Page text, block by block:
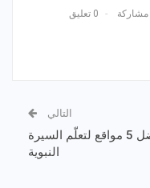
0 تعليق
التالي
أفضل 5 مواقع لتعلّم السيرة
النبوية